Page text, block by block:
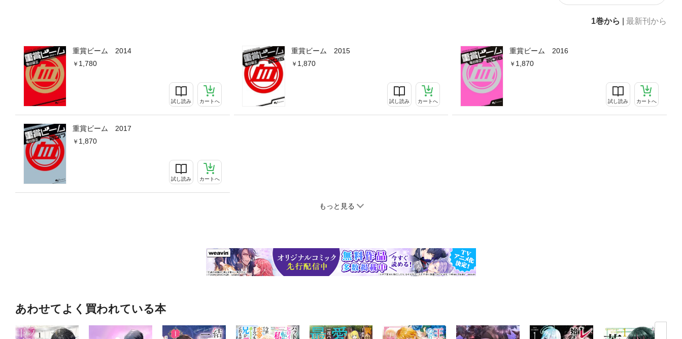
1巻から 最新刊から
重賞ビーム 2014
1,780
試し読み カートへ
重賞ビーム 2015
1,870
試し読み カートへ
重賞ビーム 2016
1,870
試し読み カートへ
重賞ビーム 2017
1,870
試し読み カートへ
もっと見る
あわせてよく買われている本